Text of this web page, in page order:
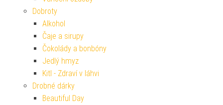
Dobroty
Alkohol
Čaje a sirupy
Čokolády a bonbóny
Jedlý hmyz
Kitl - Zdraví v láhvi
Drobné dárky
Beautiful Day